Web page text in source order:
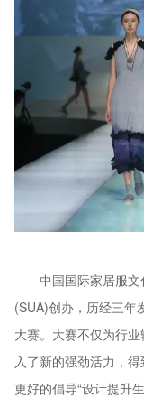
中国国际家居服
(SUA)创办，历经三年
大赛。大赛不仅为行
入了新的强劲活力，
更好的倡导“设计提升